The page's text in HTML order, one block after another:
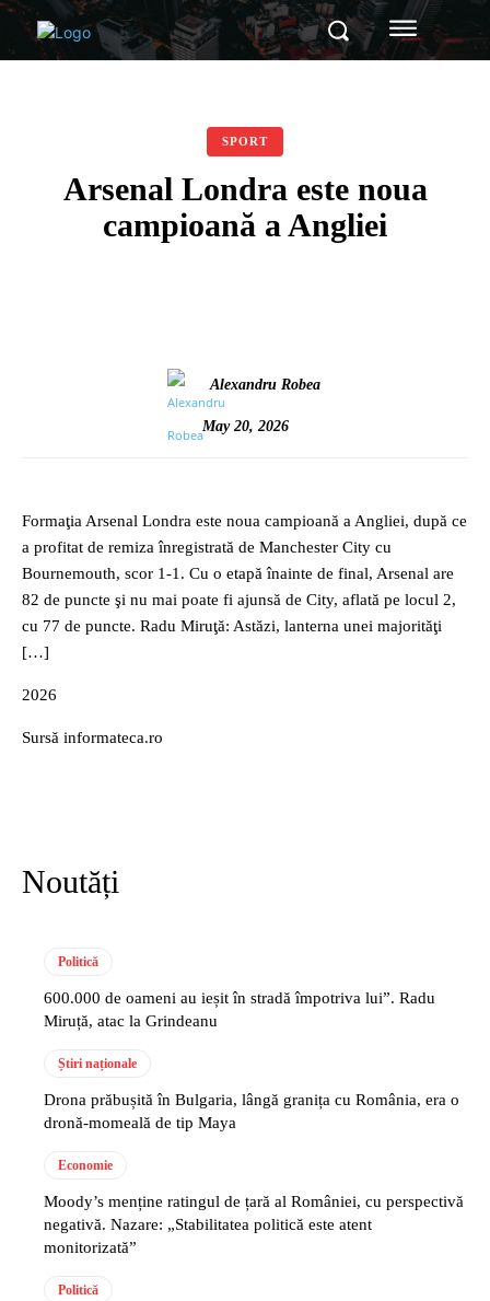
SPORT
Arsenal Londra este noua
campioană a Angliei
Alexandru Robea
May 20, 2026
Formaţia Arsenal Londra este noua campioană a Angliei, după ce
a profitat de remiza înregistrată de Manchester City cu
Bournemouth, scor 1-1. Cu o etapă înainte de final, Arsenal are
82 de puncte şi nu mai poate fi ajunsă de City, aflată pe locul 2,
cu 77 de puncte. Radu Miruţă: Astăzi, lanterna unei majorităţi
[…]
2026
Sursă informateca.ro
Noutăți
Politică
600.000 de oameni au ieșit în stradă împotriva lui”. Radu
Miruță, atac la Grindeanu
Știri naționale
Drona prăbușită în Bulgaria, lângă granița cu România, era o
dronă-momeală de tip Maya
Economie
Moody’s menține ratingul de țară al României, cu perspectivă
negativă. Nazare: „Stabilitatea politică este atent
monitorizată”
Politică